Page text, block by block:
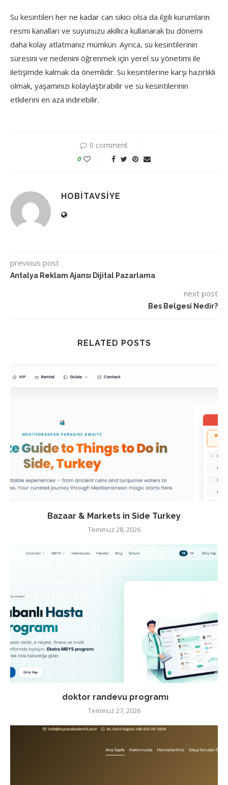
Su kesintileri her ne kadar can sıkıcı olsa da ilgili kurumların
resmi kanalları ve suyunuzu akıllıca kullanarak bu dönemi
daha kolay atlatmanız mümkün. Ayrıca, su kesintilerinin
süresini ve nedenini öğrenmek için yerel su yönetimi ile
iletişimde kalmak da önemlidir. Su kesintilerine karşı hazırlıklı
olmak, yaşamınızı kolaylaştırabilir ve su kesintilerinin
etkilerini en aza indirebilir.
0 comment
0
HOBITAVSIYE
previous post
Antalya Reklam Ajansı Dijital Pazarlama
next post
Bes Belgesi Nedir?
RELATED POSTS
Bazaar & Markets in Side Turkey
Temmuz 28, 2026
doktor randevu programı
Temmuz 27, 2026